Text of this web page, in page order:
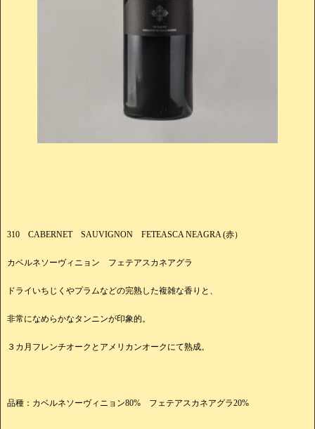
310 CABERNET SAUVIGNON FETEASCA NEAGRA (赤）
カベルネソーヴィニョン フェテアスカネアグラ
ドライいちじくやプラムなどの完熟した複雑な香りと、
非常になめらかなタンニンが印象的。
３カ月フレンチオークとアメリカンオークにて熟成。
品種：カベルネソーヴィニョン80% フェテアスカネアグラ20%